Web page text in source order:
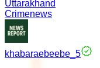
Uttarakhand
Crimenews
khabaraebeebe_5